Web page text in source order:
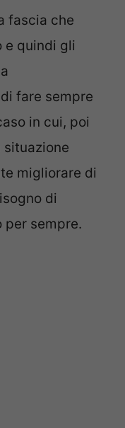
fascia che
e quindi gli
fare sempre
in cui, poi
situazione
migliorare di
di
per sempre.